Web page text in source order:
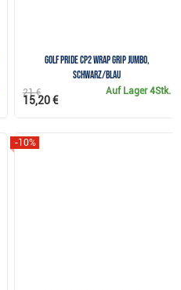
Golf Pride CP2 Wrap Grip Jumbo,
schwarz/blau
Auf Lager4Stk.
21 €
15,20 €
-10%